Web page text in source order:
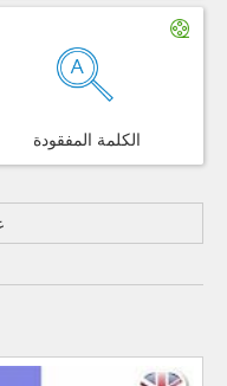
الكلمة المفقودة